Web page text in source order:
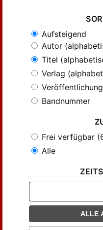
Aufsteigend
Autor
Titel
Verlag
Bandnummer
Frei verfügbar
Alle
ALLE